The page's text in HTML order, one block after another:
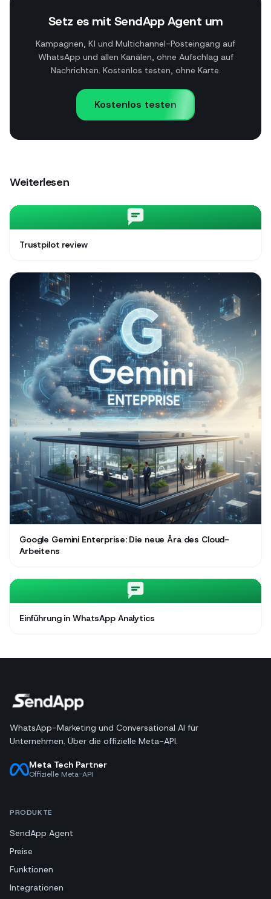
Setz es mit SendApp Agent um
Kampagnen, KI und Multichannel-Posteingang auf
WhatsApp und allen Kanälen, ohne Aufschlag auf
Nachrichten. Kostenlos testen, ohne Karte.
Kostenlos testen
Weiterlesen
Trustpilot review
Google Gemini Enterprise: Die neue Ära des Cloud-
Arbeitens
Einführung in WhatsApp Analytics
WhatsApp-Marketing und Conversational AI für
Unternehmen. Über die offizielle Meta-API.
Meta Tech Partner
Offizielle Meta-API
PRODUKTE
SendApp Agent
Preise
Funktionen
Integrationen